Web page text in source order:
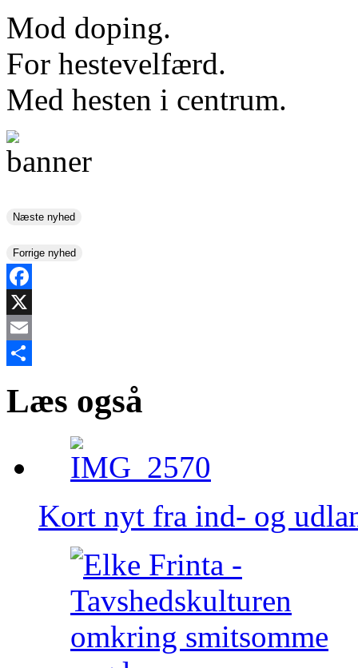
Mod doping.
For hestevelfærd.
Med hesten i centrum.
Næste nyhed
Forrige nyhed
Facebook
X
Email
Læs også
Kort nyt fra ind- og